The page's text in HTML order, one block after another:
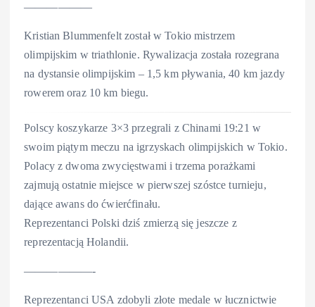
——————
Kristian Blummenfelt został w Tokio mistrzem
olimpijskim w triathlonie. Rywalizacja została rozegrana
na dystansie olimpijskim – 1,5 km pływania, 40 km jazdy
rowerem oraz 10 km biegu.
Polscy koszykarze 3×3 przegrali z Chinami 19:21 w
swoim piątym meczu na igrzyskach olimpijskich w Tokio.
Polacy z dwoma zwycięstwami i trzema porażkami
zajmują ostatnie miejsce w pierwszej szóstce turnieju,
dające awans do ćwierćfinału.
Reprezentanci Polski dziś zmierzą się jeszcze z
reprezentacją Holandii.
——————-
Reprezentanci USA zdobyli złote medale w łucznictwie